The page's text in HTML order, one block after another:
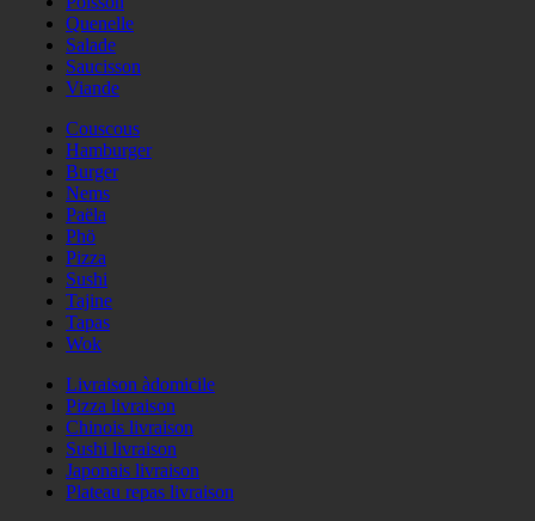
Quenelle
Salade
Saucisson
Viande
Couscous
Hamburger
Burger
Nems
Paëla
Phö
Pizza
Sushi
Tajine
Tapas
Wok
Livraison àdomicile
Pizza livraison
Chinois livraison
Sushi livraison
Japonais livraison
Plateau repas livraison